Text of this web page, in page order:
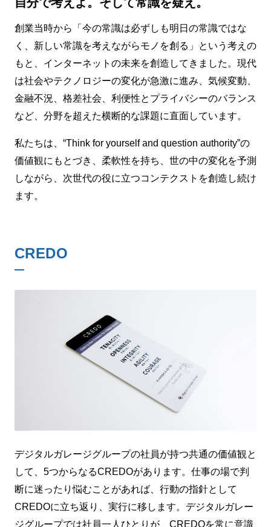
創業当時から「今の常識は必ずしも明日の常識ではな
く、新しい常識を考えながらモノを創る」という考えの
もと、インターネットの未来を創造してきました。現代
は社会やテクノロジーの変化が急激に進み、気候変動、
金融不況、格差社会、利便性とプライバシーのバランス
など、分野を超えた横断的な課題に直面しています。
私たちは、“Think for yourself and question authority”の
価値観にもとづき、柔軟性を持ち、世の中の変化を予測
しながら、次世代の役に立つコンテクストを創造し続け
ます。
CREDO
デジタルガレージグループの社員が持つ共通の価値観と
して、5つからなるCREDOがあります。仕事の場で判
断に迷ったり悩むことがあれば、行動の指針として
CREDOに立ち返り、実行に移します。デジタルガレー
ジグループでは社員一人ひとりが、CREDOを常に意識